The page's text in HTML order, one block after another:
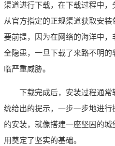
渠道进行下载，在下载过程中
从官方指定的正规渠道获取安
要前提，因为在网络的海洋中
全隐患，一旦下载了来路不明
临严重威胁。
下载完成后，安装过程通
统给出的提示，一步一步地进
的安装，就像搭建一座坚固的
用奠定了坚实的基础。